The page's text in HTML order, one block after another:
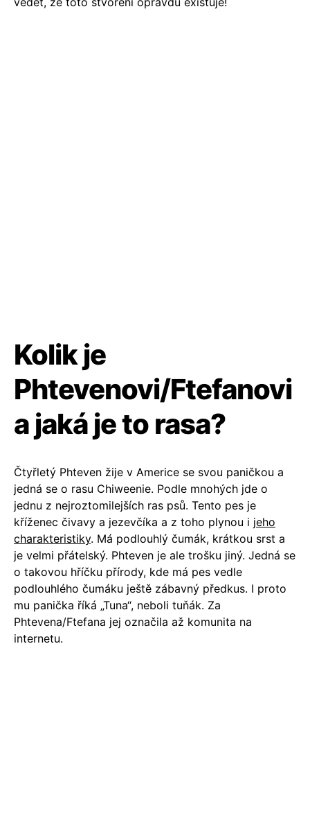
Kolik je
Phtevenovi/Ftefanovi
a jaká je to rasa?
Čtyřletý Phteven žije v Americe se svou paničkou a
jedná se o rasu Chiweenie. Podle mnohých jde o
jednu z nejroztomilejších ras psů. Tento pes je
kříženec čivavy a jezevčíka a z toho plynou i jeho
charakteristiky. Má podlouhlý čumák, krátkou srst a
je velmi přátelský. Phteven je ale trošku jiný. Jedná se
o takovou hříčku přírody, kde má pes vedle
podlouhlého čumáku ještě zábavný předkus. I proto
mu panička říká „Tuna“, neboli tuňák. Za
Phtevena/Ftefana jej označila až komunita na
internetu.